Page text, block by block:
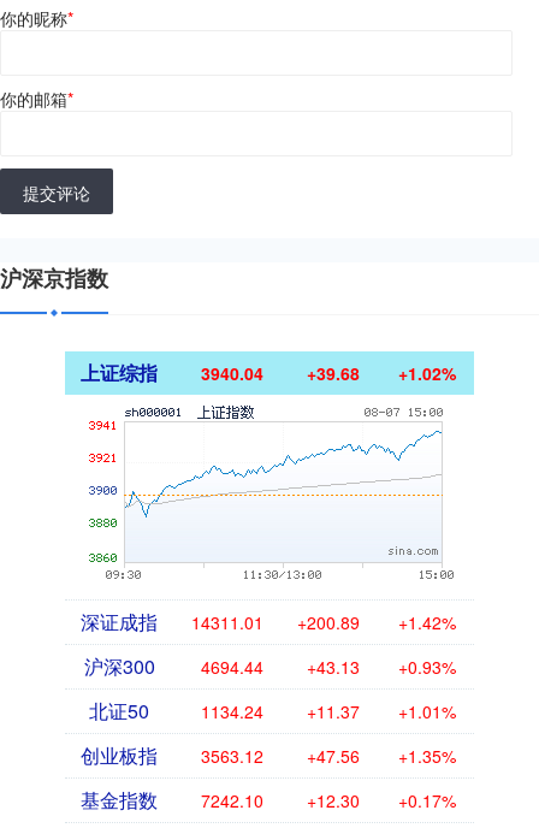
你的昵称*
你的邮箱*
提交评论
沪深京指数
上证综指 3940.04 +39.68 +1.02%
深证成指 14311.01 +200.89 +1.42%
沪深300 4694.44 +43.13 +0.93%
北证50 1134.24 +11.37 +1.01%
创业板指 3563.12 +47.56 +1.35%
基金指数 7242.10 +12.30 +0.17%